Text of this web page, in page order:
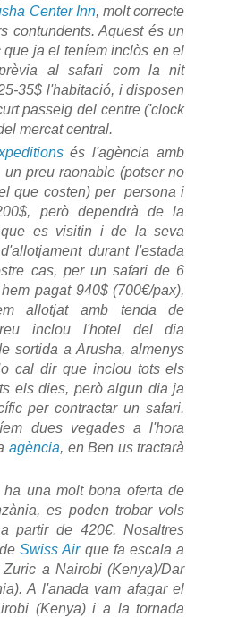
Center Inn, molt correcte
contundents. Aquest és un
que ja el teníem inclòs en el
al safari com la nit
35$ l'habitació, i disposen
passeig del centre ('clock
mercat central.
és l'agència amb
un preu raonable (potser no
que costen) per persona i
però dependrà de la
es visitin i de la seva
durant l'estada
cas, per un safari de 6
pagat 940$ (700€/pax),
allotjat amb tenda de
inclou l'hotel del dia
sortida a Arusha, almenys
cal dir que inclou tots els
els dies, però algun dia ja
per contractar un safari.
dues vegades a l'hora
agència, en Ben us tractarà
ha una molt bona oferta de
es poden trobar vols
partir de 420€. Nosaltres
Swiss Airque fa escala a
a Nairobi (Kenya)/Dar
A l'anada vam afagar el
(Kenya) i a la tornada